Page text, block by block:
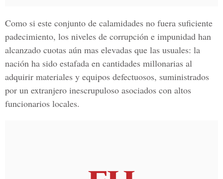
Como si este conjunto de calamidades no fuera suficiente
padecimiento, los niveles de corrupción e impunidad han
alcanzado cuotas aún mas elevadas que las usuales: la
nación ha sido estafada en cantidades millonarias al
adquirir materiales y equipos defectuosos, suministrados
por un extranjero inescrupuloso asociados con altos
funcionarios locales.